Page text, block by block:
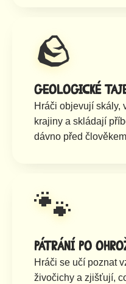
🪨
Geologické
Hráči objevují skály,
krajiny a skládají
dávno před
🐾
Pátrání po
Hráči se učí poznat
živočichy a zjišťují,